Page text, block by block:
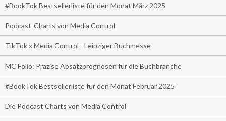
#BookTok Bestsellerliste für den Monat März 2025
Podcast-Charts von Media Control
TikTok x Media Control - Leipziger Buchmesse
MC Folio: Präzise Absatzprognosen für die Buchbranche
#BookTok Bestsellerliste für den Monat Februar 2025
Die Podcast Charts von Media Control